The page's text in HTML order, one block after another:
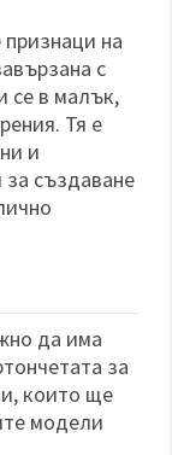
на
с
се в малък,
Тя е
и
създаване
да има
за
които ще
модели